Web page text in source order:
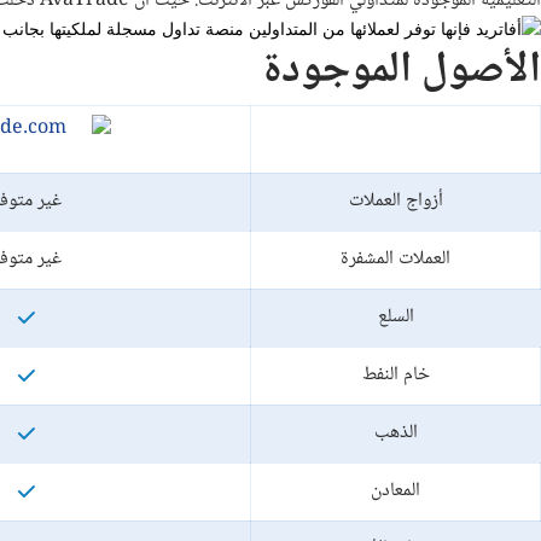
الأصول الموجودة
أزواج العملات
غير
العملات المشفرة
غير
السلع
خام النفط
الذهب
المعادن